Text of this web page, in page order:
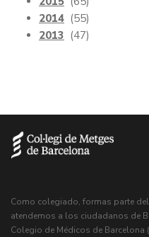
2014 (55)
2013 (47)
Como colegiado, formas parte
atendemos a los ciudadanos de
Colegio de Médicos de